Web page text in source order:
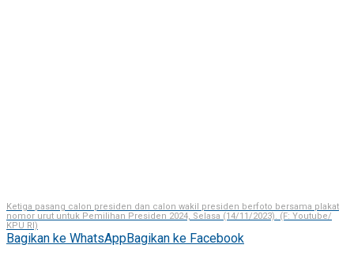
Ketiga pasang calon presiden dan calon wakil presiden berfoto bersama plakat
nomor urut untuk Pemilihan Presiden 2024, Selasa (14/11/2023). (F: Youtube/
KPU RI)
Bagikan ke WhatsAppBagikan ke Facebook